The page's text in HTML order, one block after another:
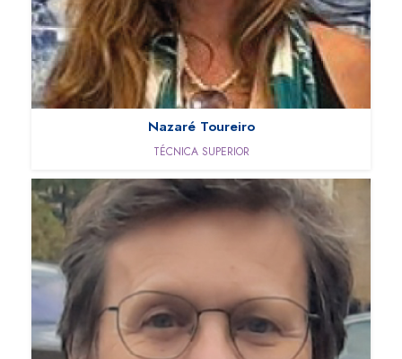
Nazaré Toureiro
TÉCNICA SUPERIOR